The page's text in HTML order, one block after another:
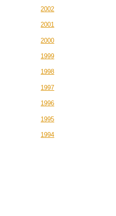
2002
2001
2000
1999
1998
1997
1996
1995
1994